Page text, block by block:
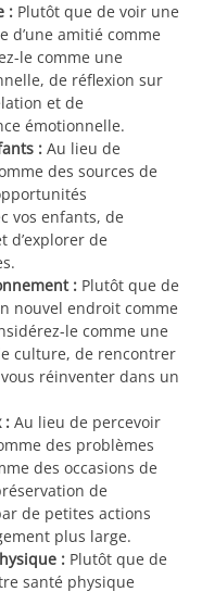
: Plutôt que de voir une
d’une amitié comme
le comme une
de réflexion sur
et de
émotionnelle.
: Au lieu de
des sources de
vos enfants, de
d’explorer de
: Plutôt que de
nouvel endroit comme
le comme une
culture, de rencontrer
réinventer dans un
: Au lieu de percevoir
des problèmes
des occasions de
de
de petites actions
plus large.
: Plutôt que de
santé physique